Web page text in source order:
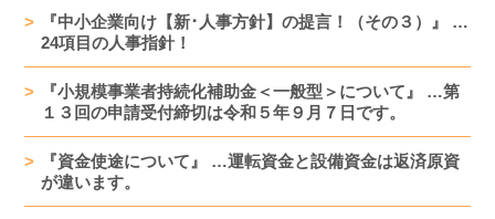
『中小企業向け【新･人事方針】の提言！（その３）』 …
24項目の人事指針！
『小規模事業者持続化補助金＜一般型＞について』 …第
１３回の申請受付締切は令和５年９月７日です。
『資金使途について』 …運転資金と設備資金は返済原資
が違います。